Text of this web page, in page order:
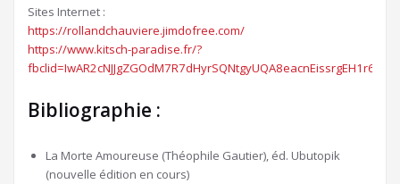
Sites Internet :
https://rollandchauviere.jimdofree.com/
https://www.kitsch-paradise.fr/?
Bibliographie :
La Morte Amoureuse (Théophile Gautier), éd. Ubutopik
(nouvelle édition en cours)